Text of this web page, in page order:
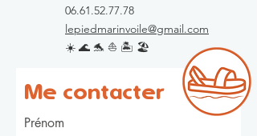
06.61.52.77.78
lepiedmarinvoile@gmail.com
☀️ 🌊 🐬 ⛵️ 🏝 🏖
Me contacter
Prénom